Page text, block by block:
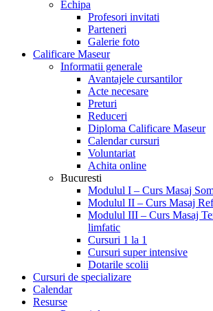
Echipa
Profesori invitati
Parteneri
Galerie foto
Calificare Maseur
Informatii generale
Avantajele cursantilor
Acte necesare
Preturi
Reduceri
Diploma Calificare Maseur
Calendar cursuri
Voluntariat
Achita online
Bucuresti
Modulul I – Curs Masaj
Modulul II – Curs Masaj
Modulul III – Curs Masaj
limfatic
Cursuri 1 la 1
Cursuri super intensive
Dotarile scolii
Cursuri de specializare
Calendar
Resurse